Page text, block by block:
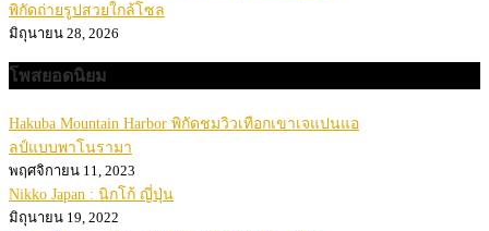
พิกัดถ่ายรูปสวยใกล้โซล
มิถุนายน 28, 2026
โพสยอดนิยม
Hakuba Mountain Harbor พิกัดชมวิวเทือกเขาเจแปนแอ
ลป์แบบพาโนรามา
พฤศจิกายน 11, 2023
Nikko Japan : นิกโก้ ญี่ปุ่น
มิถุนายน 19, 2022